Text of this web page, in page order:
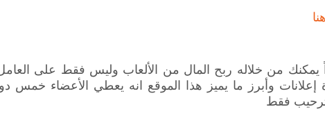
هنا
يمكنك من خلاله ربح المال من الألعاب وليس فقط على
إعلانات وأبرز ما يميز هذا الموقع انه يعطي الأعضاء خمس
فقط